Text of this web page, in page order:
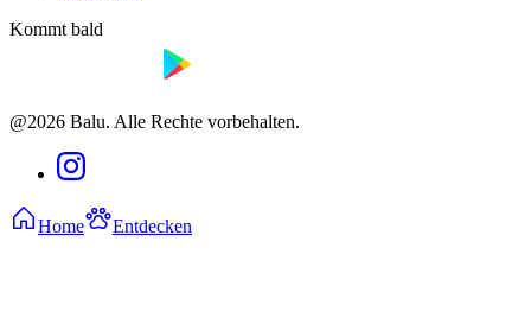
Kommt bald
@2026 Balu. Alle Rechte vorbehalten.
Home Entdecken